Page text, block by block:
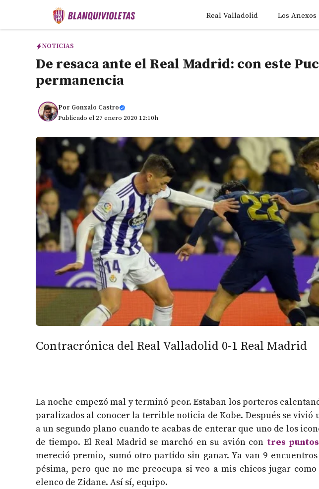
Real Valladolid Los Anexos
NOTICIAS
De resaca ante el Real Madrid: con este
permanencia
Por Gonzalo Castro
Publicado el 27 enero 2020 12:10h
Contracrónica del Real Valladolid 0-1 Real Madrid
La noche empezó mal y terminó peor. Estaban los porteros
paralizados al conocer la terrible noticia de Kobe. Después se vivió
a un segundo plano cuando te acabas de enterar que uno de los
de tiempo. El Real Madrid se marchó en su avión con tres
mereció premio, sumó otro partido sin ganar. Ya van 9
pésima, pero que no me preocupa si veo a mis chicos jugar
elenco de Zidane. Así sí, equipo.